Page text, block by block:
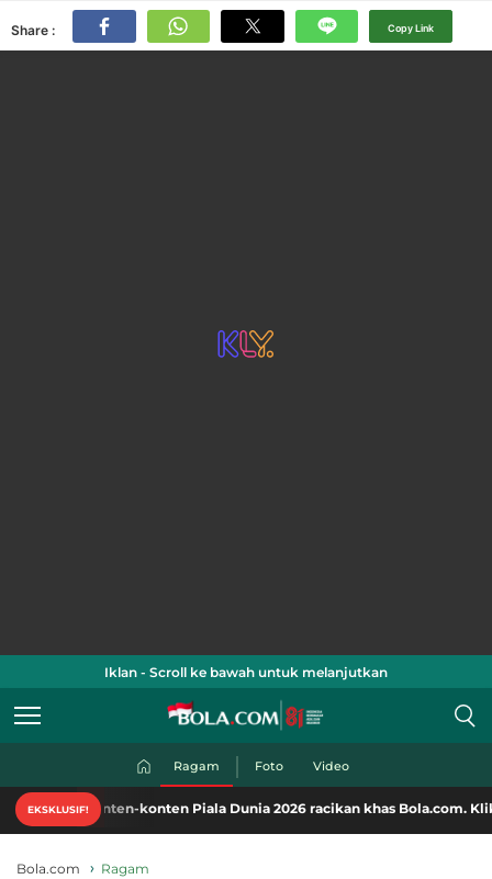
Share : Copy Link
Iklan - Scroll ke bawah untuk melanjutkan
Ragam Foto Video
EKSKLUSIF!
konten Piala Dunia 2026 racikan khas Bola.com. Klik di sini!
Bola.com Ragam